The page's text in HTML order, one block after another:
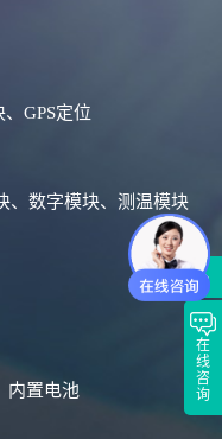
GPS定位
、数字模块、测温模块
内置电池
在
线
咨
询